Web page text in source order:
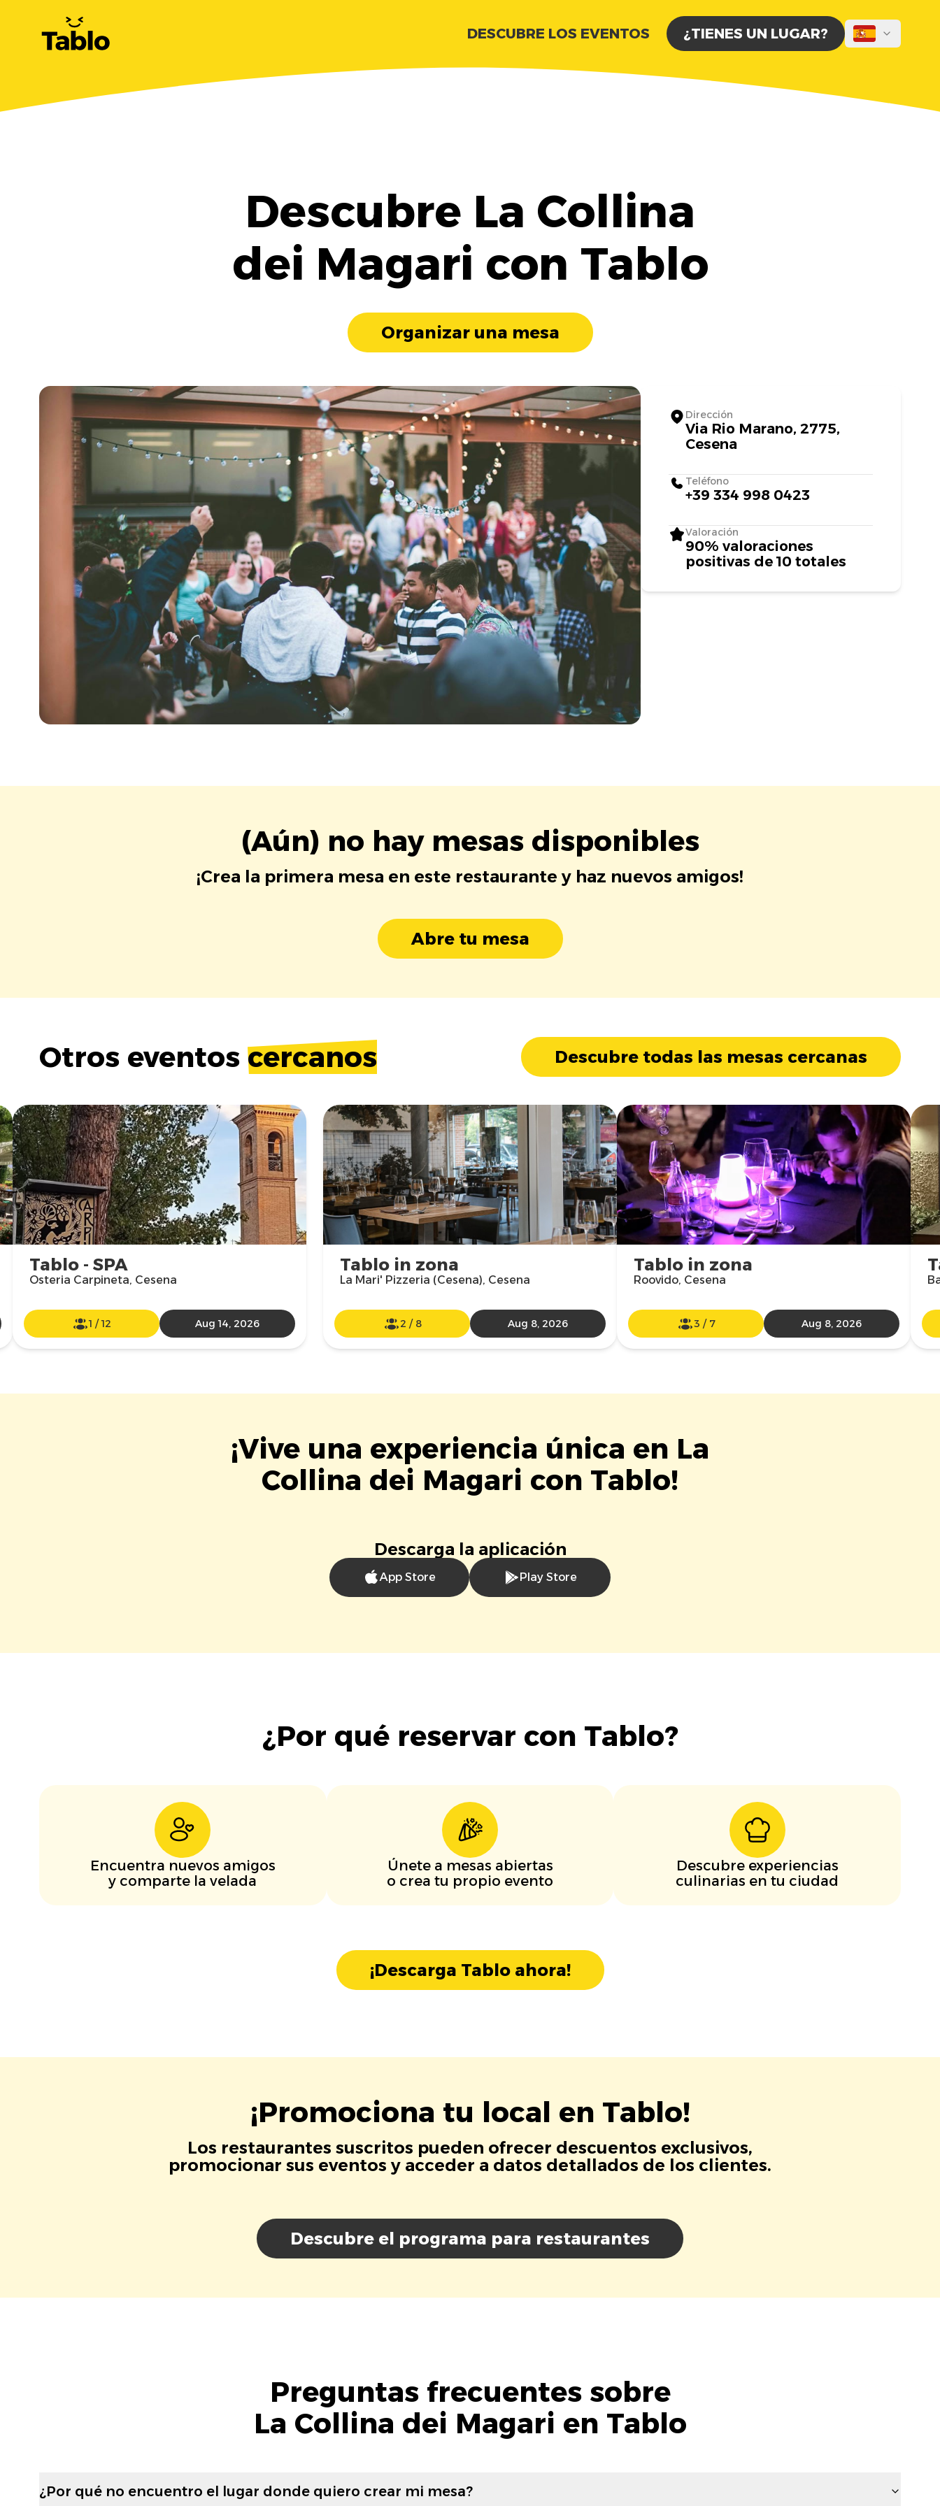
DESCUBRE LOS EVENTOS ¿TIENES UN LUGAR?
Descubre La Collina
dei Magari con Tablo
Organizar una mesa
Dirección
Via Rio Marano, 2775,
Cesena
Teléfono
+39 334 998 0423
Valoración
90% valoraciones
positivas de 10 totales
(Aún) no hay mesas disponibles
¡Crea la primera mesa en este restaurante y haz nuevos amigos!
Abre tu mesa
Otros eventos cercanos Descubre todas las mesas cercanas
Tablo in zona
La Mari' Pizzeria (Cesena), Cesena
2 / 8 Aug 8, 2026
Tablo in zona
Roovido, Cesena
3 / 7 Aug 8, 2026
Tablo - SPA
Osteria Carpineta, Cesena
1 /12 Aug 14, 2026
¡Vive una experiencia única en La
Collina dei Magari con Tablo!
Descarga la aplicación
App Store Play Store
¿Por qué reservar con Tablo?
Encuentra nuevos amigos
y comparte la velada
Únete a mesas abiertas
o crea tu propio evento
Descubre experiencias
culinarias en tu ciudad
¡Descarga Tablo ahora!
¡Promociona tu local en Tablo!
Los restaurantes suscritos pueden ofrecer descuentos exclusivos,
promocionar sus eventos y acceder a datos detallados de los clientes.
Descubre el programa para restaurantes
Preguntas frecuentes sobre
La Collina dei Magari en Tablo
¿Por qué no encuentro el lugar donde quiero crear mi mesa?